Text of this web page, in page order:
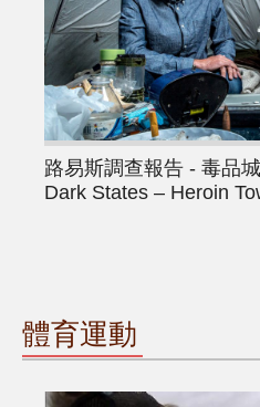
路易斯調查報告 - 毒品
Dark States – Heroin
體育運動